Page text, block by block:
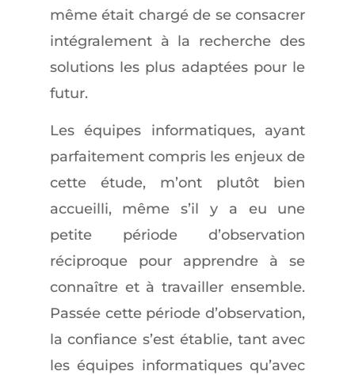
même était chargé de se consacrer
intégralement à la recherche des
solutions les plus adaptées pour le
futur.
Les équipes informatiques, ayant
parfaitement compris les enjeux de
cette étude, m’ont plutôt bien
accueilli, même s’il y a eu une
petite période d’observation
réciproque pour apprendre à se
connaître et à travailler ensemble.
Passée cette période d’observation,
la confiance s’est établie, tant avec
les équipes informatiques qu’avec